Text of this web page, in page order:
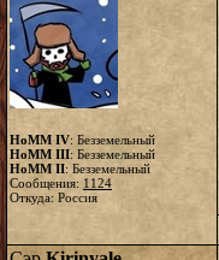
HoMM IV: Безземельный
HoMM III: Безземельный
HoMM II: Безземельный
Сообщения: 1124
Откуда: Россия